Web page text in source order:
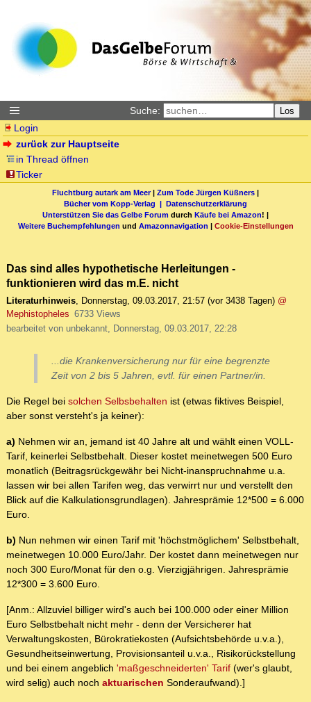
Suche: Los
Login
zurück zur Hauptseite
in Thread öffnen
Ticker
Fluchtburg autark am Meer| Zum Tode Jürgen Küßners |
Bücher vom Kopp-Verlag | Datenschutzerklärung
Unterstützen Sie das Gelbe Forum durch Käufe bei Amazon! |
Weitere Buchempfehlungen und Amazonnavigation | Cookie-Einstellungen
Das sind alles hypothetische Herleitungen -
funktionieren wird das m.E. nicht
Literaturhinweis, Donnerstag, 09.03.2017, 21:57 (vor 3438 Tagen) @
Mephistopheles 6733 Views
bearbeitet von unbekannt, Donnerstag, 09.03.2017, 22:28
...die Krankenversicherung nur für eine begrenzte
Zeit von 2 bis 5 Jahren, evtl. für einen Partner/in.
Die Regel bei solchen Selbsbehalten ist (etwas fiktives Beispiel,
aber sonst versteht's ja keiner):
a) Nehmen wir an, jemand ist 40 Jahre alt und wählt einen VOLL-
Tarif, keinerlei Selbstbehalt. Dieser kostet meinetwegen 500 Euro
monatlich (Beitragsrückgewähr bei Nicht-inanspruchnahme u.a.
lassen wir bei allen Tarifen weg, das verwirrt nur und verstellt den
Blick auf die Kalkulationsgrundlagen). Jahresprämie 12*500 = 6.000
Euro.
b) Nun nehmen wir einen Tarif mit 'höchstmöglichem' Selbstbehalt,
meinetwegen 10.000 Euro/Jahr. Der kostet dann meinetwegen nur
noch 300 Euro/Monat für den o.g. Vierzigjährigen. Jahresprämie
12*300 = 3.600 Euro.
[Anm.: Allzuviel billiger wird's auch bei 100.000 oder einer Million
Euro Selbstbehalt nicht mehr - denn der Versicherer hat
Verwaltungskosten, Bürokratiekosten (Aufsichtsbehörde u.v.a.),
Gesundheitseinwertung, Provisionsanteil u.v.a., Risikorückstellung
und bei einem angeblich 'maßgeschneiderten' Tarif (wer's glaubt,
wird selig) auch noch aktuarischen Sonderaufwand).]